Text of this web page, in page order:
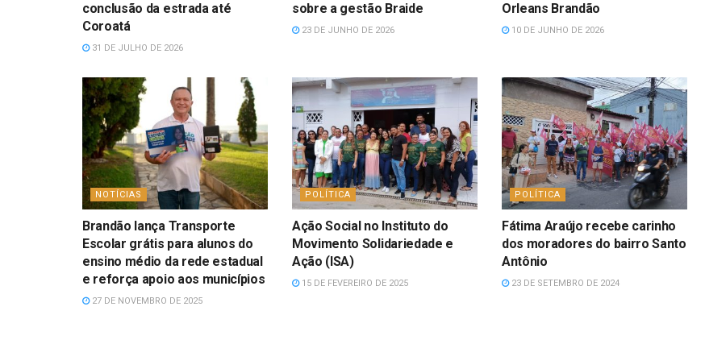
conclusão da estrada até
Coroatá
31 DE JULHO DE 2026
sobre a gestão Braide
23 DE JUNHO DE 2026
Orleans Brandão
10 DE JUNHO DE 2026
NOTÍCIAS
Brandão lança Transporte
Escolar grátis para alunos do
ensino médio da rede estadual
e reforça apoio aos municípios
27 DE NOVEMBRO DE 2025
POLÍTICA
Ação Social no Instituto do
Movimento Solidariedade e
Ação (ISA)
15 DE FEVEREIRO DE 2025
POLÍTICA
Fátima Araújo recebe carinho
dos moradores do bairro Santo
Antônio
23 DE SETEMBRO DE 2024